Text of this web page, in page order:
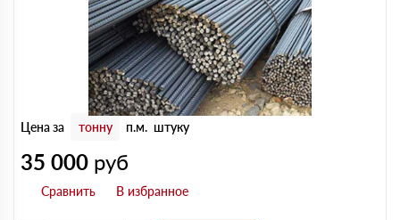
Цена за тонну п.м. штуку
35 000 руб